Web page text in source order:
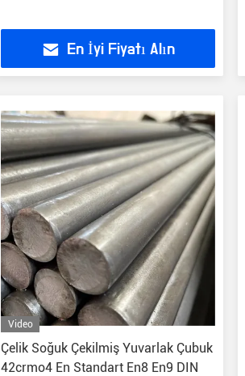
En İyi Fiyatı Alın
Video
Çelik Soğuk Çekilmiş Yuvarlak Çubuk
42crmo4 En Standart En8 En9 DIN